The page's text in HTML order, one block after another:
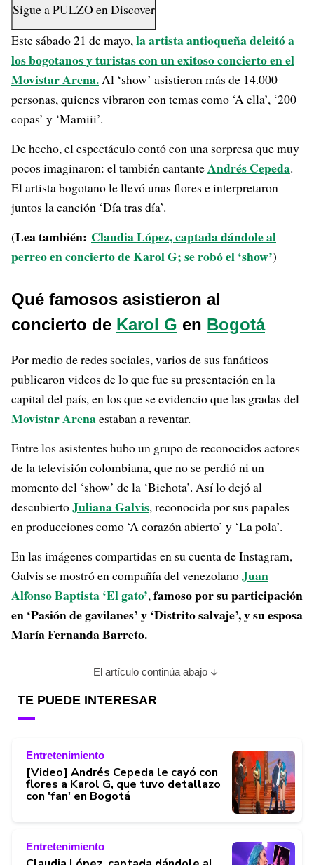
Sigue aPULZO enDiscover
Este sábado 21 de mayo,la artista antioqueña deleitó a
los bogotanos y turistas con un exitoso concierto en el
Movistar Arena.Al ‘show’ asistieron más de 14.000
personas, quienes vibraron con temas como ‘A ella’, ‘200
copas’ y ‘Mamiii’.
De hecho, el espectáculo contó con una sorpresa que muy
pocos imaginaron: el también cantanteAndrés Cepeda.
El artista bogotano le llevó unas flores e interpretaron
juntos la canción ‘Día tras día’.
(Lea también: Claudia López, captada dándole al
perreo en concierto de Karol G; se robó el ‘show’)
Qué famosos asistieron al
concierto de Karol G en Bogotá
Por medio de redes sociales, varios de sus fanáticos
publicaron videos de lo que fue su presentación en la
capital del país, en los que se evidencio que las gradas del
Movistar Arenaestaban a reventar.
Entre los asistentes hubo un grupo de reconocidos actores
de la televisión colombiana, que no se perdió ni un
momento del ‘show’ de la ‘Bichota’. Así lo dejó al
descubiertoJuliana Galvis, reconocida por sus papales
en producciones como ‘A corazón abierto’ y ‘La pola’.
En las imágenes compartidas en su cuenta de Instagram,
Galvis se mostró en compañía del venezolanoJuan
Alfonso Baptista ‘El gato’,famoso por su participación
en ‘Pasión de gavilanes’ y ‘Distrito salvaje’, y su esposa
María Fernanda Barreto.
El artículo continúa abajo
TE PUEDE INTERESAR
Entretenimiento
[Video] Andrés Cepeda le cayó con
flores a Karol G, que tuvo detallazo
con 'fan' en Bogotá
Entretenimiento